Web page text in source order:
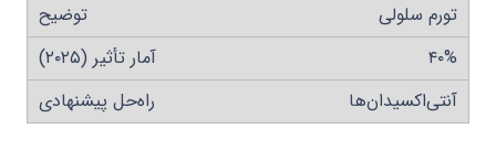
تورم سلولی
۴۰%
آنتی‌اکسیدان‌ها